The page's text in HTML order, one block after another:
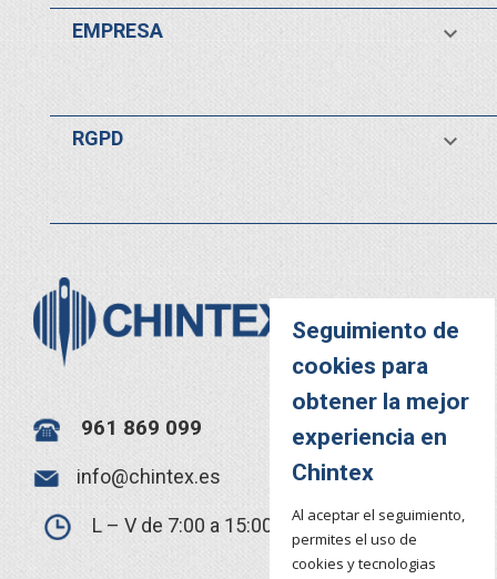
Seguimiento de
cookies para
obtener la mejor
experiencia en
Chintex
Al aceptar el seguimiento,
permites el uso de
cookies y tecnologias
EMPRESA 
RGPD 
961 869 099
info@chintex.es
L – V de 7:00 a 15:00